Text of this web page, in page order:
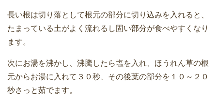
長い根は切り落として根元の部分に切り込みを入れると、
たまっている土がよく流れるし固い部分が食べやすくなり
ます。
次にお湯を沸かし、沸騰したら塩を入れ、ほうれん草の根
元からお湯に入れて３０秒、その後葉の部分を１０～２０
秒さっと茹でます。